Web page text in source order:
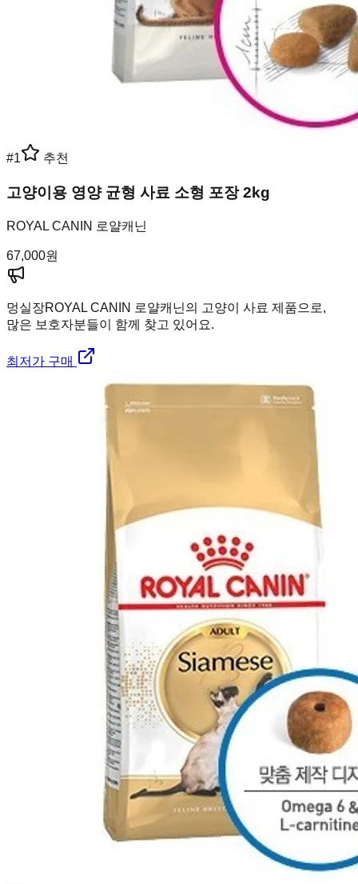
#1 추천
고양이용 영양 균형 사료 소형 포장 2kg
ROYAL CANIN 로얄캐닌
67,000원
멍실장ROYAL CANIN 로얄캐닌의 고양이 사료 제품으로,
많은 보호자분들이 함께 찾고 있어요.
최저가 구매